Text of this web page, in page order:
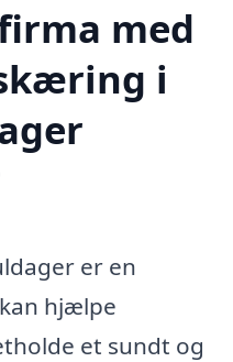
med
i
er en
hjælpe
et sundt og